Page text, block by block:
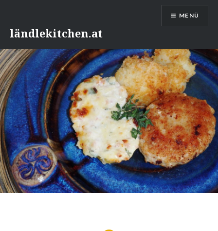
Inhaltländlekitchen.at
MENÜ